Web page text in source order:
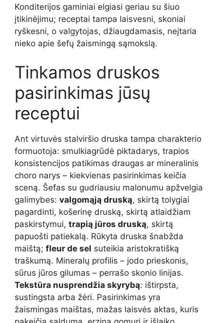
Konditerijos gaminiai elgiasi geriau su šiuo
įtikinėjimu; receptai tampa laisvesni, skoniai
ryškesni, o valgytojas, džiaugdamasis, neįtaria
nieko apie šefų žaismingą sąmokslą.
Tinkamos druskos
pasirinkimas jūsų
receptui
Ant virtuvės stalviršio druska tampa charakterio
formuotoja: smulkiagrūdė piktadarys, trapios
konsistencijos patikimas draugas ar mineralinis
choro narys – kiekvienas pasirinkimas keičia
sceną. Šefas su gudriausiu malonumu apžvelgia
galimybes: valgomąją druską, skirtą tolygiai
pagardinti, košerinę druską, skirtą atlaidžiam
paskirstymui, trapią jūros druską, skirtą
papuošti patiekalą. Rūkyta druska šnabžda
maištą; fleur de sel suteikia aristokratišką
traškumą. Mineralų profilis – jodo prieskonis,
sūrus jūros gilumas – perrašo skonio linijas.
Tekstūra nusprendžia skyrybą: ištirpsta,
sustingsta arba žėri. Pasirinkimas yra
žaismingas maištas, mažas laisvės aktas, kuris